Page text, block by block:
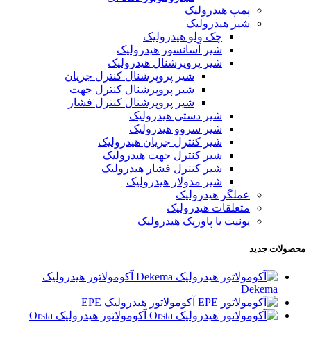
پمپ هیدرولیک
شیر هیدرولیک
چک ولو هیدرولیک
شیر آسانسور هیدرولیک
شیر پروپرشنال هیدرولیک
شیر پروپرشنال کنترل جریان
شیر پروپرشنال کنترل جهت
شیر پروپرشنال کنترل فشار
شیر دستی هیدرولیک
شیر سروو هیدرولیک
شیر کنترل جریان هیدرولیک
شیر کنترل جهت هیدرولیک
شیر کنترل فشار هیدرولیک
شیر مدولار هیدرولیک
عملگر هیدرولیک
متعلقات هیدرولیک
یونیت یا پاورپک هیدرولیک
محصولات جدید
آکومولاتور هیدرولیک
Dekema
آکومولاتور هیدرولیک EPE
آکومولاتور هیدرولیک Orsta